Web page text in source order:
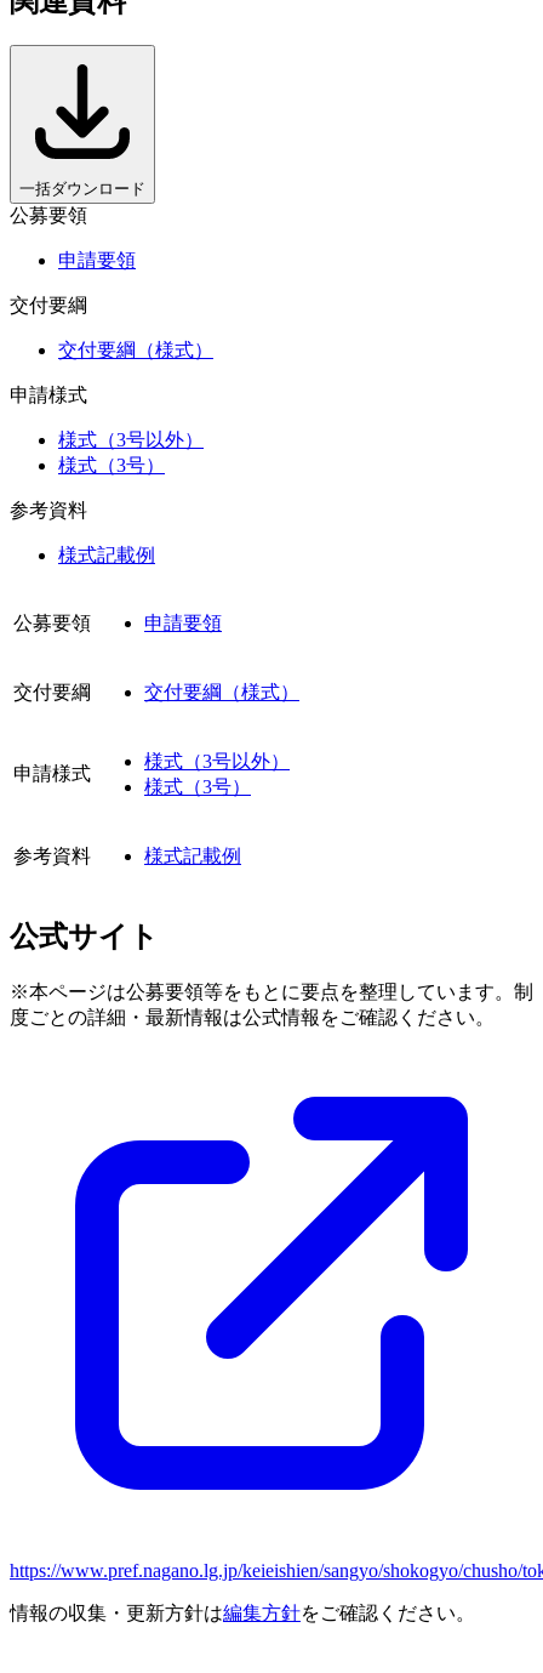
一括ダウンロード
公募要領
申請要領
交付要綱
交付要綱（様式）
申請様式
様式（3号以外）
様式（3号）
参考資料
様式記載例
公募要領 申請要領
交付要綱 交付要綱（様式）
申請様式
様式（3号以外）
様式（3号）
参考資料 様式記載例
公式サイト
※本ページは公募要領等をもとに要点を整理しています。制
度ごとの詳細・最新情報は公式情報をご確認ください。
https://www.pref.nagano.lg.jp/keieishien/sangyo/shokogyo/chusho/
情報の収集・更新方針は編集方針をご確認ください。